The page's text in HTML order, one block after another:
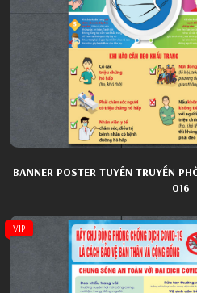
BANNER POSTER TUYÊN TRUYỀN
016
VIP